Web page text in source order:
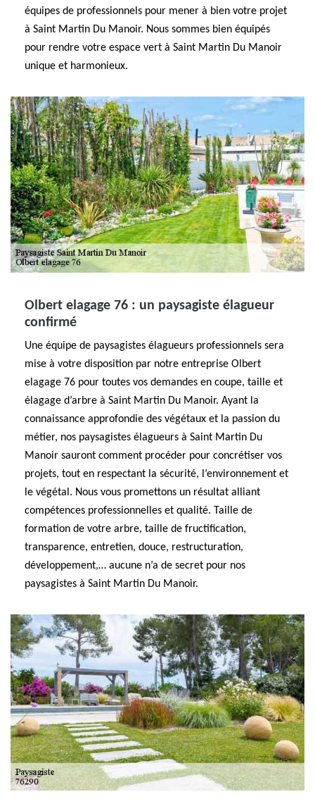
équipes de professionnels pour mener à bien votre projet
à Saint Martin Du Manoir. Nous sommes bien équipés
pour rendre votre espace vert à Saint Martin Du Manoir
unique et harmonieux.
Olbert elagage 76 : un paysagiste élagueur
confirmé
Une équipe de paysagistes élagueurs professionnels sera
mise à votre disposition par notre entreprise Olbert
elagage 76 pour toutes vos demandes en coupe, taille et
élagage d’arbre à Saint Martin Du Manoir. Ayant la
connaissance approfondie des végétaux et la passion du
métier, nos paysagistes élagueurs à Saint Martin Du
Manoir sauront comment procéder pour concrétiser vos
projets, tout en respectant la sécurité, l’environnement et
le végétal. Nous vous promettons un résultat alliant
compétences professionnelles et qualité. Taille de
formation de votre arbre, taille de fructification,
transparence, entretien, douce, restructuration,
développement,… aucune n’a de secret pour nos
paysagistes à Saint Martin Du Manoir.